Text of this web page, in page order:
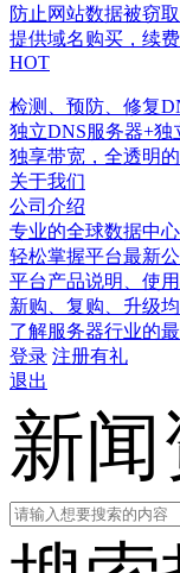
防止网站数据被窃
提供域名购买，续
HOT
检测、预防、修复
独立DNS服务器+独
独享带宽，全透明
关于我们
公司介绍
专业的全球数据中
轻松掌握平台最新
平台产品说明、使
新购、复购、升级
了解服务器行业的
登录 注册有礼
退出
新